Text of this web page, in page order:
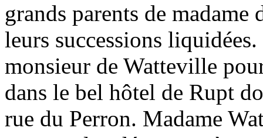
grands parents de
leurs successions
monsieur de Watteville
dans le bel hôtel de Rupt
rue du Perron. Madame